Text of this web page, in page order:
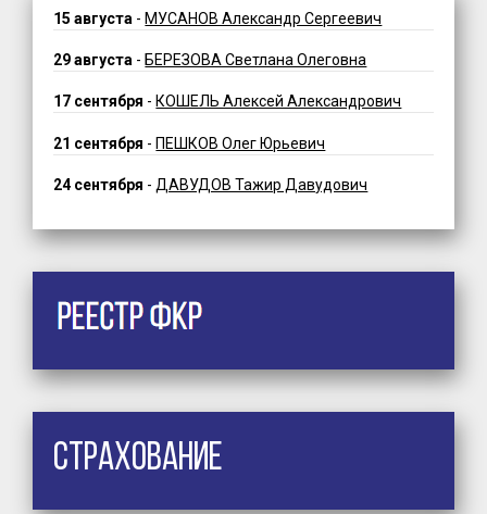
15 августа -МУСАНОВ Александр Сергеевич
29 августа - БЕРЕЗОВА Светлана Олеговна
17 сентября - КОШЕЛЬ Алексей Александрович
21 сентября - ПЕШКОВ Олег Юрьевич
24 сентября -ДАВУДОВ Тажир Давудович
Страхование